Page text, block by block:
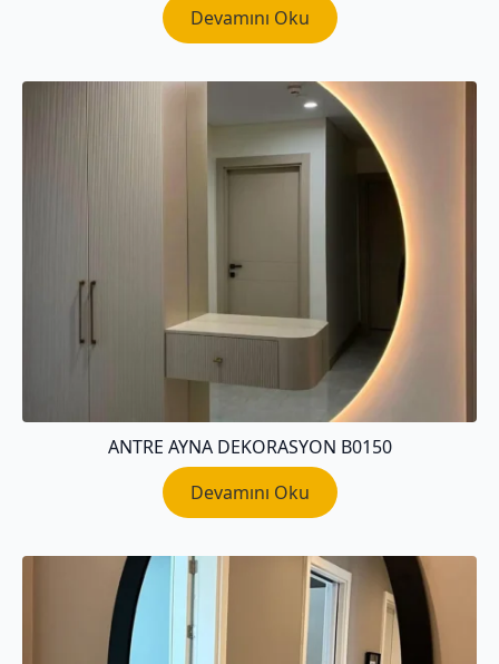
Devamını Oku
ANTRE AYNA DEKORASYON B0150
Devamını Oku